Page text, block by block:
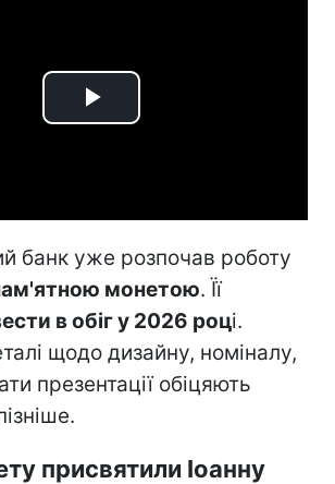
Play
банк уже розпочав роботу
монетою. Її
в обіг у 2026 році.
щодо дизайну, номіналу,
презентації обіцяють
присвятили Іоанну